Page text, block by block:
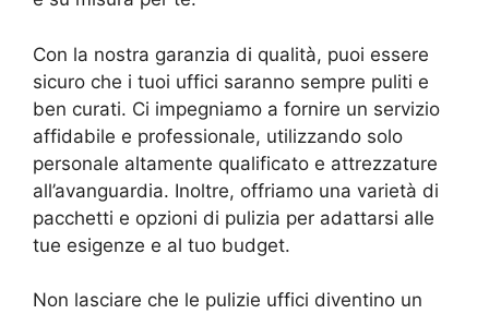
Con la nostra garanzia di qualità, puoi essere
sicuro che i tuoi uffici saranno sempre puliti e
ben curati. Ci impegniamo a fornire un servizio
affidabile e professionale, utilizzando solo
personale altamente qualificato e attrezzature
all’avanguardia. Inoltre, offriamo una varietà di
pacchetti e opzioni di pulizia per adattarsi alle
tue esigenze e al tuo budget.
Non lasciare che le pulizie uffici diventino un